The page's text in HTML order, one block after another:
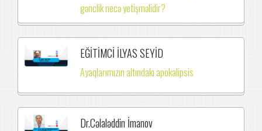
gənclik necə yetişməlidir?
EĞİTİMCİ İLYAS SEYİD
Ayaqlarımızın altındakı apokalipsis
Dr.Cəlaləddin İmanov